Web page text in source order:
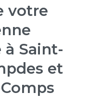
votre
Saint-
et